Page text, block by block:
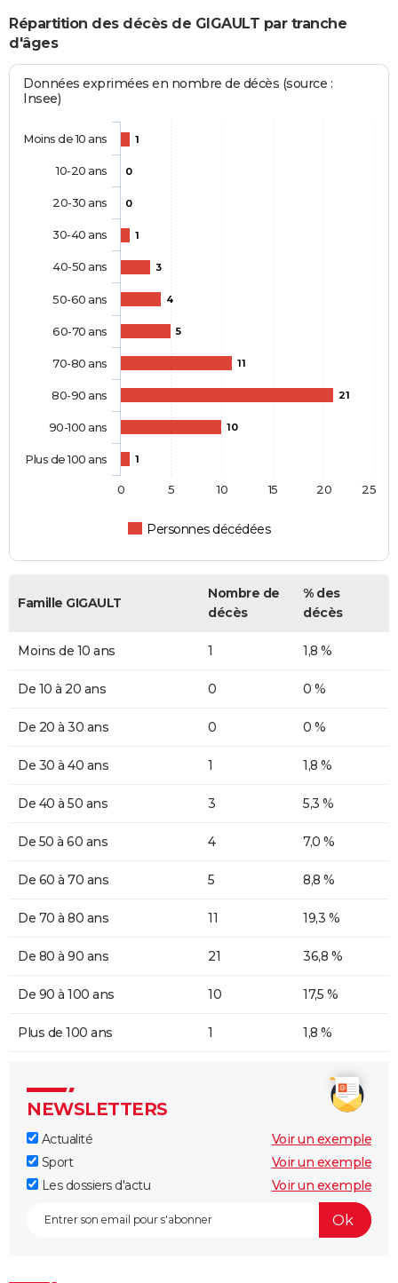
Répartition des décès de GIGAULT par tranche
d'âges
Données exprimées en nombre de décès (source :
Insee)
1
0
0
1
3
4
5
11
21
10
1
Personnes décédées
Moins de 10 ans
10-20 ans
20-30 ans
30-40 ans
40-50 ans
50-60 ans
60-70 ans
70-80 ans
80-90 ans
90-100 ans
Plus de 100 ans
0 5 10 15 20 25
Famille GIGAULT
Nombre de
décès
% des
décès
Moins de 10 ans 1 1,8 %
De 10 à 20 ans 0 0 %
De 20 à 30 ans 0 0 %
De 30 à 40 ans 1 1,8 %
De 40 à 50 ans 3 5,3 %
De 50 à 60 ans 4 7,0 %
De 60 à 70 ans 5 8,8 %
De 70 à 80 ans 11 19,3 %
De 80 à 90 ans 21 36,8 %
De 90 à 100 ans 10 17,5 %
Plus de 100 ans 1 1,8 %
NEWSLETTERS
Actualité
Voir un exemple
Sport
Voir un exemple
Les dossiers d'actu
Voir un exemple